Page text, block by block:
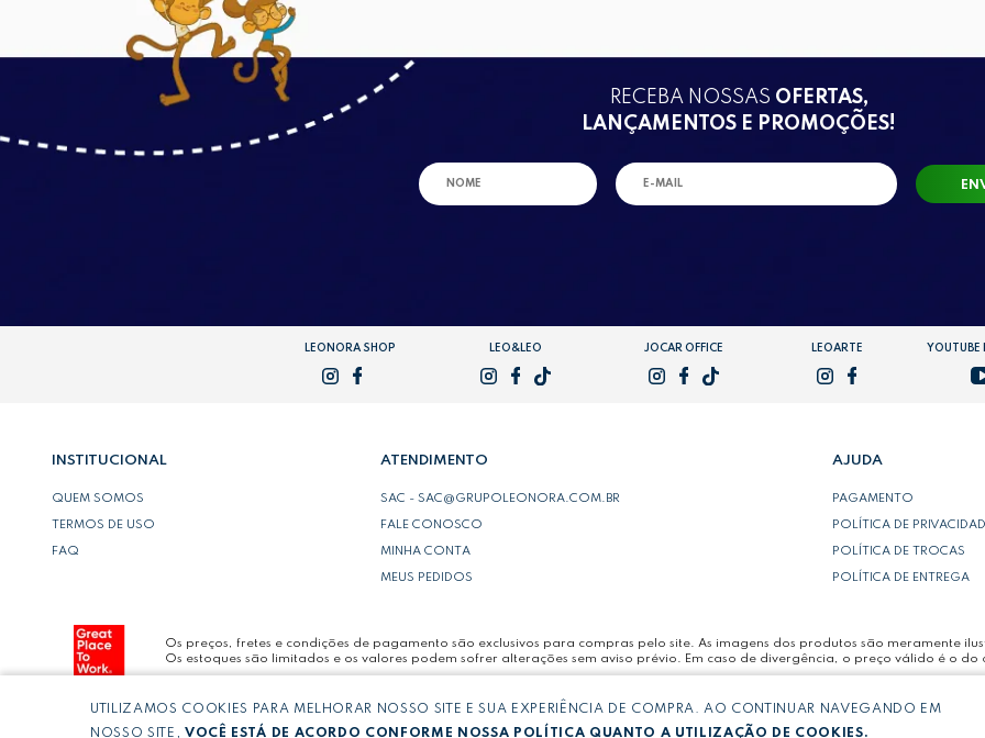
RECEBA NOSSAS OFERTAS,
LANÇAMENTOS E PROMOÇÕES!
LEONORA SHOP LEO&LEO JOCAR OFFICE LEOARTE YOUTUBE
INSTITUCIONAL
QUEM SOMOS
TERMOS DE USO
FAQ
ATENDIMENTO
SAC - SAC@GRUPOLEONORA.COM.BR
FALE CONOSCO
MINHA CONTA
MEUS PEDIDOS
AJUDA
PAGAMENTO
POLÍTICA DE
POLÍTICA DE TROCAS
POLÍTICA DE ENTREGA
Os preços, fretes e condições de pagamento são exclusivos para compras pelo site. As imagens dos produtos são meramente
Os estoques são limitados e os valores podem sofrer alterações sem aviso prévio. Em caso de divergência, o preço válido é o do
Copyright © LEONORA COMERCIO INTERNACIONAL LTDA -CNPJ: 03.064.692/0005-53
UTILIZAMOS COOKIES PARA MELHORAR NOSSO SITE E SUA EXPERIÊNCIA DE COMPRA. AO CONTINUAR NAVEGANDO EM
NOSSO SITE, VOCÊ ESTÁ DE ACORDO CONFORME NOSSA POLÍTICA QUANTO A UTILIZAÇÃO DE COOKIES.